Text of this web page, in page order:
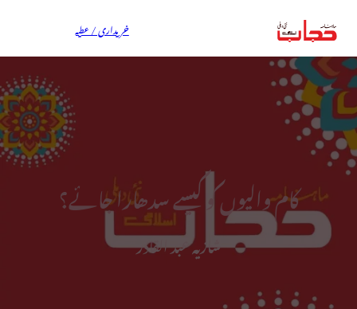
خریداری / عطیہ
کام والیوں کو کیسے سدھارا جائے؟
شازیہ عبد القادر